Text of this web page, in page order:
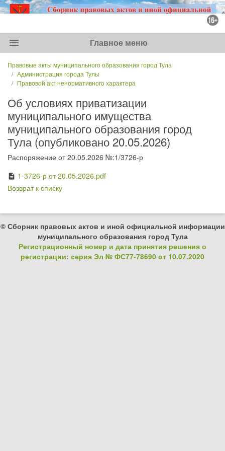
menu Главное меню
Правовые акты муниципального образования город Тула
Администрация города Тулы
Правовой акт ненормативного характера
Об условиях приватизации
муниципального имущества
муниципального образования город
Тула (опубликовано 20.05.2026)
Распоряжение от 20.05.2026 №:1/3726-р
description 1-3726-р от 20.05.2026.pdf
Возврат к списку
© Сборник правовых актов и иной официальной информации
муниципального образования город Тула
Регистрационный номер и дата принятия решения о
регистрации: серия Эл № ФС77-78690 от 10.07.2020